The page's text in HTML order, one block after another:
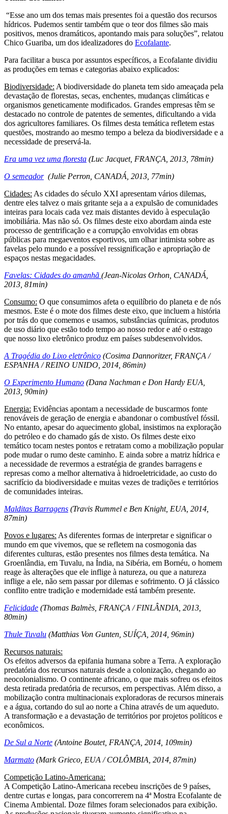
“Esse ano um dos temas mais presentes foi a questão dos recursos
hídricos. Pudemos sentir também que o teor dos filmes são mais
positivos, menos dramáticos, apontando mais para soluções”, relatou
Chico Guariba, um dos idealizadores do Ecofalante.
Para facilitar a busca por assuntos específicos, a Ecofalante dividiu
as produções em temas e categorias abaixo explicados:
Biodiversidade: A biodiversidade do planeta tem sido ameaçada pela
devastação de florestas, secas, enchentes, mudanças climáticas e
organismos geneticamente modificados. Grandes empresas têm se
destacado no controle de patentes de sementes, dificultando a vida
dos agricultores familiares. Os filmes desta temática refletem estas
questões, mostrando ao mesmo tempo a beleza da biodiversidade e a
necessidade de preservá-la.
Era uma vez uma floresta (Luc Jacquet, FRANÇA, 2013, 78min)
O semeador(Julie Perron, CANADÁ, 2013, 77min)
Cidades: As cidades do século XXI apresentam vários dilemas,
dentre eles talvez o mais gritante seja a a expulsão de comunidades
inteiras para locais cada vez mais distantes devido à especulação
imobiliária. Mas não só. Os filmes deste eixo abordam ainda este
processo de gentrificação e a corrupção envolvidas em obras
públicas para megaeventos esportivos, um olhar intimista sobre as
favelas pelo mundo e a possível ressignificação e apropriação de
espaços nestas megacidades.
Favelas: Cidades do amanhã (Jean-Nicolas Orhon, CANADÁ,
2013, 81min)
Consumo: O que consumimos afeta o equilíbrio do planeta e de nós
mesmos. Este é o mote dos filmes deste eixo, que incluem a história
por trás do que comemos e usamos, substâncias químicas, produtos
de uso diário que estão todo tempo ao nosso redor e até o estrago
que nosso lixo eletrônico produz em países subdesenvolvidos.
A Tragédia do Lixo eletrônico (Cosima Dannoritzer, FRANÇA /
ESPANHA / REINO UNIDO, 2014, 86min)
O Experimento Humano (Dana Nachman e Don Hardy EUA,
2013, 90min)
Energia: Evidências apontam a necessidade de buscarmos fonte
renováveis de geração de energia e abandonar o combustível fóssil.
No entanto, apesar do aquecimento global, insistimos na exploração
do petróleo e do chamado gás de xisto. Os filmes deste eixo
temático tocam nestes pontos e retratam como a mobilização popular
pode mudar o rumo deste caminho. E ainda sobre a matriz hídrica e
a necessidade de revermos a estratégia de grandes barragens e
represas como a melhor alternativa à hidroeletricidade, ao custo do
sacrifício da biodiversidade e muitas vezes de tradições e territórios
de comunidades inteiras.
Malditas Barragens (Travis Rummel e Ben Knight, EUA, 2014,
87min)
Povos e lugares: As diferentes formas de interpretar e significar o
mundo em que vivemos, que se refletem na cosmogonia das
diferentes culturas, estão presentes nos filmes desta temática. Na
Groenlândia, em Tuvalu, na Índia, na Sibéria, em Bornéu, o homem
reage às alterações que ele inflige à natureza, ou que a natureza
inflige a ele, não sem passar por dilemas e sofrimento. O já clássico
conflito entre tradição e modernidade está também presente.
Felicidade (Thomas Balmès, FRANÇA / FINLÂNDIA, 2013,
80min)
Thule Tuvalu (Matthias Von Gunten, SUÍÇA, 2014, 96min)
Recursos naturais:
Os efeitos adversos da epifania humana sobre a Terra. A exploração
predatória dos recursos naturais desde a colonização, chegando ao
neocolonialismo. O continente africano, o que mais sofreu os efeitos
desta retirada predatória de recursos, em perspectivas. Além disso, a
mobilização contra multinacionais exploradoras de recursos minerais
e a água, cortando do sul ao norte a China através de um aqueduto.
A transformação e a devastação de territórios por projetos políticos e
econômicos.
De Sul a Norte (Antoine Boutet, FRANÇA, 2014, 109min)
Marmato (Mark Grieco, EUA / COLÔMBIA, 2014, 87min)
Competição Latino-Americana:
A Competição Latino-Americana recebeu inscrições de 9 países,
dentre curtas e longas, para concorrerem na 4ª Mostra Ecofalante de
Cinema Ambiental. Doze filmes foram selecionados para exibição.